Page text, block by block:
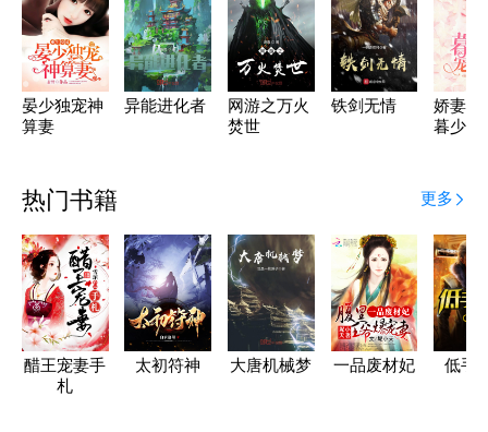
晏少独宠神
算妻
异能进化者
网游之万火
焚世
铁剑无情
娇妻有
暮少，
热门书籍 更多
醋王宠妻手
札
太初符神 大唐机械梦 一品废材妃 低手